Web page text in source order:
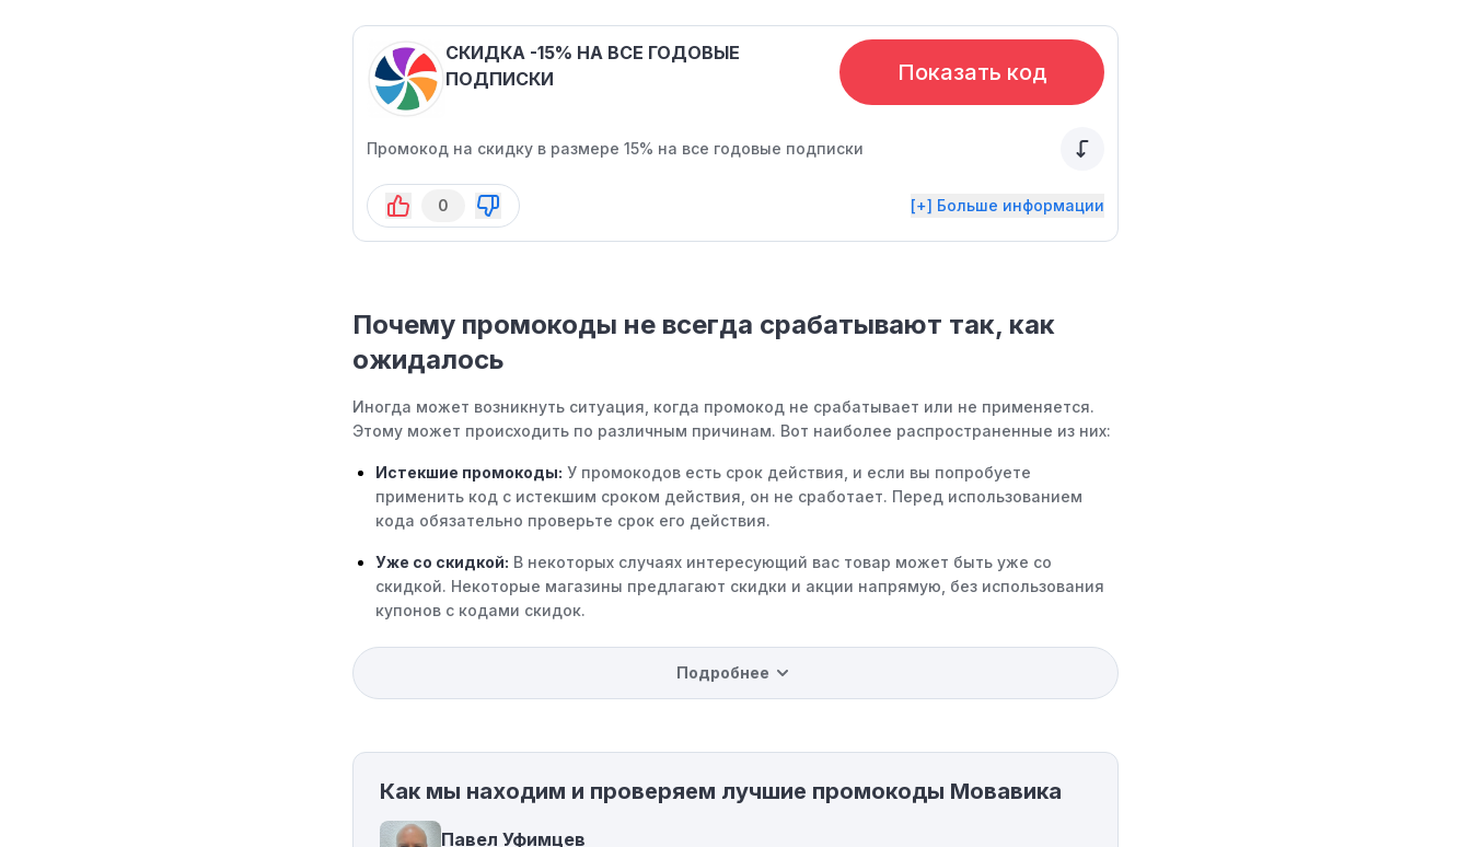
СКИДКА -15% НА ВСЕ ГОДОВЫЕ
ПОДПИСКИ
Показать код
Промокод на скидку в размере 15% на все годовые подписки
0 [+] Больше информации
Почему промокоды не всегда срабатывают так, как
ожидалось
Иногда может возникнуть ситуация, когда промокод не срабатывает или не применяется.
Этому может происходить по различным причинам. Вот наиболее распространенные из них:
Истекшие промокоды: У промокодов есть срок действия, и если вы попробуете
применить код с истекшим сроком действия, он не сработает. Перед использованием
кода обязательно проверьте срок его действия.
Уже со скидкой: В некоторых случаях интересующий вас товар может быть уже со
скидкой. Некоторые магазины предлагают скидки и акции напрямую, без использования
купонов с кодами скидок.
Ограничения на использование промокода:Некоторые промокоды распространяются
только на определенные товары, бренды или категории. Если вы пытаетесь применить
код к товару, не соответствующему критериям, он не сработает.
соответствует указанному порогу, код не сработает.
Географические ограничения:
Подробнее
Как мы находим и проверяем лучшие промокоды Мовавика
Павел Уфимцев